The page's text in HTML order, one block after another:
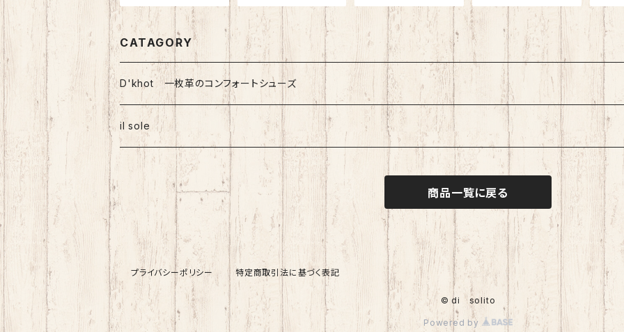
CATAGORY
D'khot 一枚革のコンフォートシューズ
il sole
商品一覧に戻る
プライバシーポリシー 特定商取引法に基づく表記
© di solito
Powered by